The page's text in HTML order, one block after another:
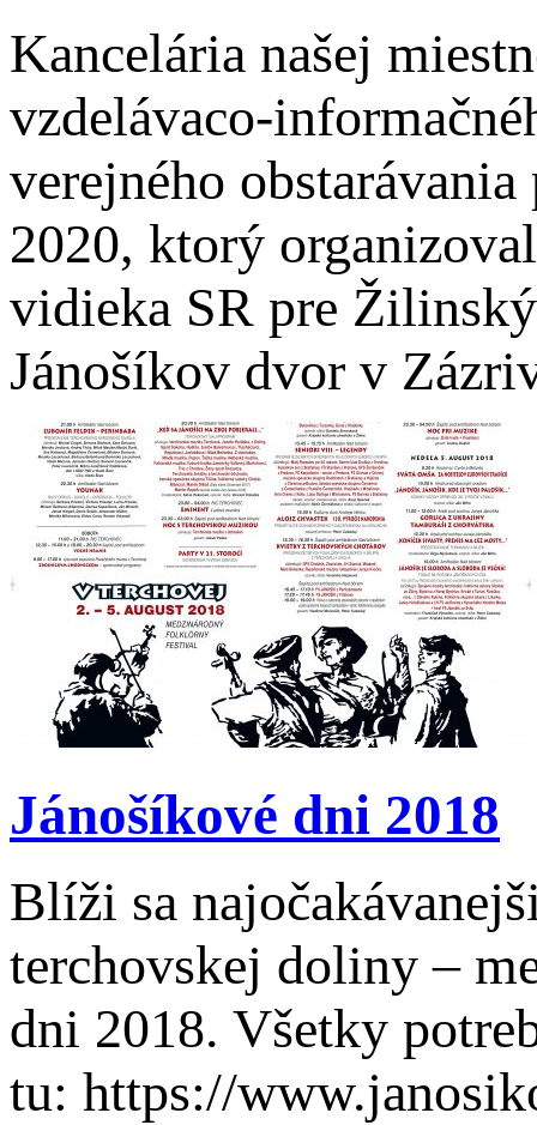
Kancelária našej
vzdelávaco-
verejného
2020, ktorý
vidieka SR pre
Jánošíkov dvor v
Jánošíkové dni 2018
Blíži sa
terchovskej doliny –
dni 2018. Všetky
tu: https://